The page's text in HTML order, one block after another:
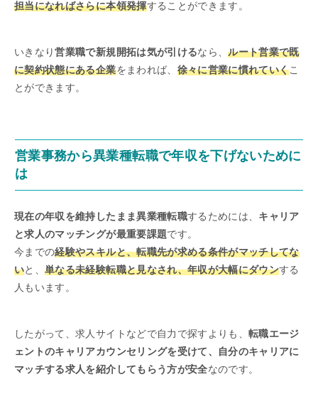
担当になればさらに本領発揮することができます。
いきなり営業職で新規開拓は気が引けるなら、ルート営業で既
に契約状態にある企業をまわれば、 徐々に営業に慣れていくこ
とができます。
営業事務から異業種転職で年収を下げないために
は
現在の年収を維持したまま異業種転職するためには、 キャリア
と求人のマッチングが最重要課題です。
今までの経験やスキルと、転職先が求める条件がマッチしてな
いと、単なる未経験転職と見なされ、年収が大幅にダウンする
人もいます。
したがって、求人サイトなどで自力で探すよりも、転職エージ
ェントのキャリアカウンセリングを受けて、自分のキャリアに
マッチする求人を紹介してもらう方が安全なのです。